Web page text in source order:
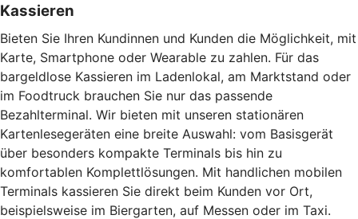
Kassieren
Bieten Sie Ihren Kundinnen und Kunden die Möglichkeit, mit
Karte, Smartphone oder Wearable zu zahlen. Für das
bargeldlose Kassieren im Ladenlokal, am Marktstand oder
im Foodtruck brauchen Sie nur das passende
Bezahlterminal. Wir bieten mit unseren stationären
Kartenlesegeräten eine breite Auswahl: vom Basisgerät
über besonders kompakte Terminals bis hin zu
komfortablen Komplettlösungen. Mit handlichen mobilen
Terminals kassieren Sie direkt beim Kunden vor Ort,
beispielsweise im Biergarten, auf Messen oder im Taxi.